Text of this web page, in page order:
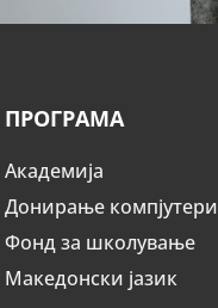
ПРОГРАМА
Академија
Донирање компјутери
Фонд за школување
Македонски јазик